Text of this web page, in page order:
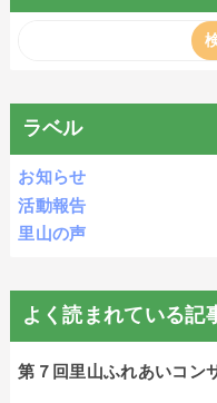
ラベル
お知らせ
活動報告
里山の声
よく読まれている記
第７回里山ふれあいコン